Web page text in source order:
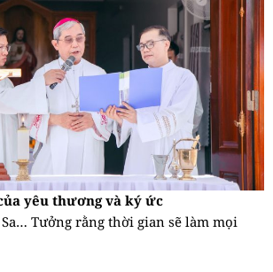
yêu thương và ký ức
Tưởng rằng thời gian sẽ làm mọi